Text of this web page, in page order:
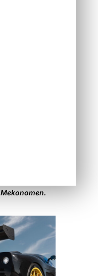
Mekonomen.